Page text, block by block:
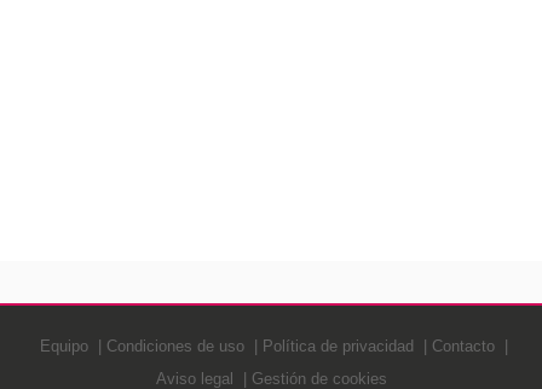
Equipo Condiciones de uso Política de privacidad
Contacto
Aviso legal
Gestión de cookies